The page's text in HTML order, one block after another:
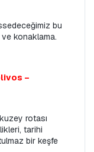
bu
konaklama.
–
rotası
tarihi
bir keşfe